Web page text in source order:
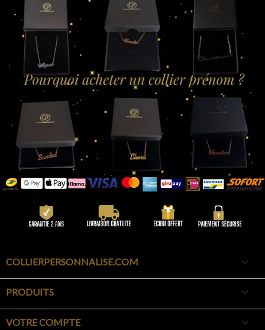
COLLIERPERSONNALISE.COM 
PRODUITS 
VOTRE COMPTE 